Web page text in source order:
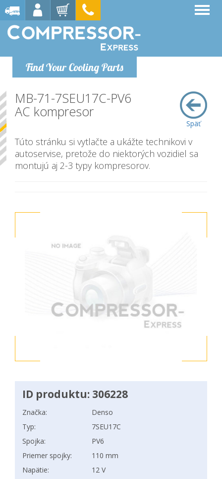
Find Your Cooling Parts
Späť
MB-71-7SEU17C-PV6
AC kompresor
Túto stránku si vytlačte a ukážte technikovi v
autoservise, pretože do niektorých vozidiel sa
montujú aj 2-3 typy kompresorov.
ID produktu: 306228
Značka:
Denso
Typ:
7SEU17C
Spojka:
PV6
Priemer spojky:
110 mm
Napätie:
12 V